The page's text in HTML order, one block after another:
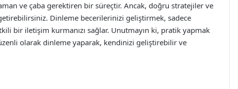
ve çaba gerektiren bir süreçtir. Ancak, doğru stratejiler ve
Dinleme becerilerinizi geliştirmek, sadece
bir iletişim kurmanızı sağlar. Unutmayın ki, pratik yapmak
olarak dinleme yaparak, kendinizi geliştirebilir ve